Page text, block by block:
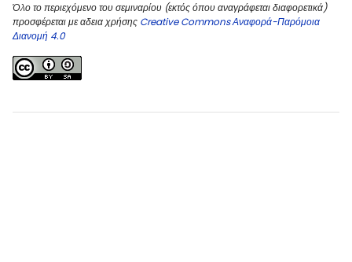
Όλο το περιεχόμενο του σεμιναρίου (εκτός όπου αναγράφεται διαφορετικά)
προσφέρεται με αδεια χρήσης Creative Commons Αναφορά-Παρόμοια
Διανομή 4.0